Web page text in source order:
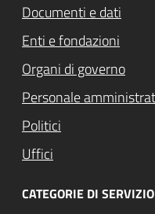
Documenti e dati
Enti e fondazioni
Organi di governo
Personale
Politici
Uffici
CATEGORIE DI SERVIZIO